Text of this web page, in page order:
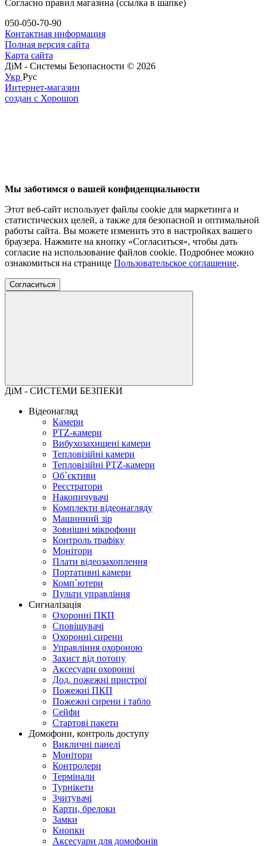
Согласно правил магазина (ссылка в шапке)
050-050-70-90
Контактная информация
Полная версия сайта
Карта сайта
ДіМ - Системы Безопасности © 2026
Укр Рус
Интернет-магазин
создан с Хорошоп
Мы заботимся о вашей конфиденциальности
Этот веб-сайт использует файлы cookie для маркетинга и
статистических целей, а также для безопасной и оптимальной
работы сайта. Вы можете изменить это в настройках вашего
браузера. Нажмите на кнопку «Согласиться», чтобы дать
согласие на использование файлов cookie. Подробнее можно
ознакомиться на странице Пользовательское соглашение.
Согласиться
ДіМ - СИСТЕМИ БЕЗПЕКИ
Відеонагляд
Камери
PTZ-камери
Вибухозахищені камери
Тепловізійні камери
Тепловізійні PTZ-камери
Об`єктиви
Реєстратори
Накопичувачі
Комплекти відеонагляду
Машинний зір
Зовнішні мікрофони
Контроль трафіку
Монітори
Плати відеозахоплення
Портативні камери
Комп`ютери
Пульти управління
Сигналізація
Охоронні ПКП
Сповіщувачі
Охоронні сирени
Управління охороною
Захист від потопу
Аксесуари охоронні
Дод. пожежні пристрої
Пожежні ПКП
Пожежні сирени і табло
Сейфи
Стартові пакети
Домофони, контроль доступу
Викличні панелі
Монітори
Контролери
Термінали
Турнікети
Зчитувачі
Карти, брелоки
Замки
Кнопки
Аксесуари для домофонів